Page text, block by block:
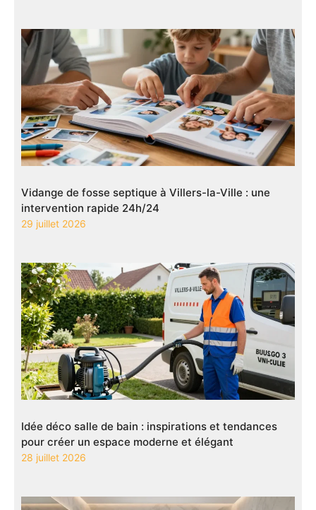
Vidange de fosse septique à Villers-la-Ville : une
intervention rapide 24h/24
29 juillet 2026
Idée déco salle de bain : inspirations et tendances
pour créer un espace moderne et élégant
28 juillet 2026